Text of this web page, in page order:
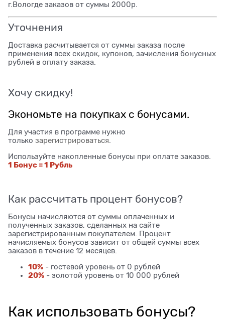
г.Вологде заказов от суммы 2000р.
Уточнения
Доставка расчитывается от суммы заказа после
применения всех скидок, купонов, зачисления бонусных
рублей в оплату заказа.
Хочу скидку!
Экономьте на покупках с бонусами.
Для участия в программе нужно
только зарегистрироваться
Используйте накопленные бонусы при оплате заказов.
1 Бонус = 1 Рубль
Как рассчитать процент бонусов?
Бонусы начисляются от суммы оплаченных и
полученных заказов, сделанных на сайте
зарегистрированным покупателем. Процент
начисляемых бонусов зависит от общей суммы всех
заказов в течение 12 месяцев.
10% - гостевой уровень от 0 рублей
20% - золотой уровень от 10 000 рублей
Как использовать бонусы?